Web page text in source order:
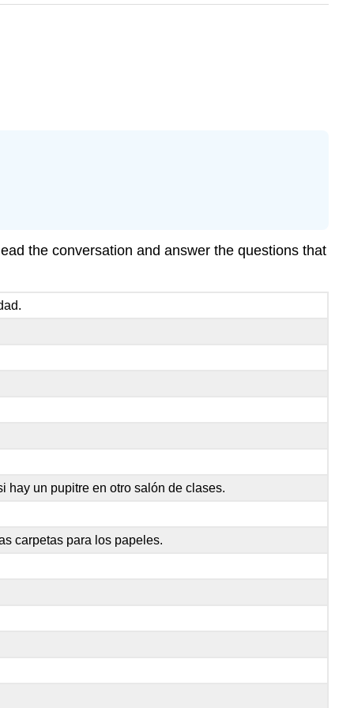
the conversation and answer the questions that
hay un pupitre en otro salón de clases.
carpetas para los papeles.